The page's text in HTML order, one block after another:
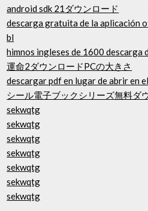
android sdk 21ダウンロード
descarga gratuita de la aplicación
bl
himnos ingleses de 1600 descarga
運命2ダウンロードPCの大きさ
descargar pdf en lugar de abrir en
シール電子ブックシリーズ無料ダ
sekwqtg
sekwqtg
sekwqtg
sekwqtg
sekwqtg
sekwqtg
sekwqtg